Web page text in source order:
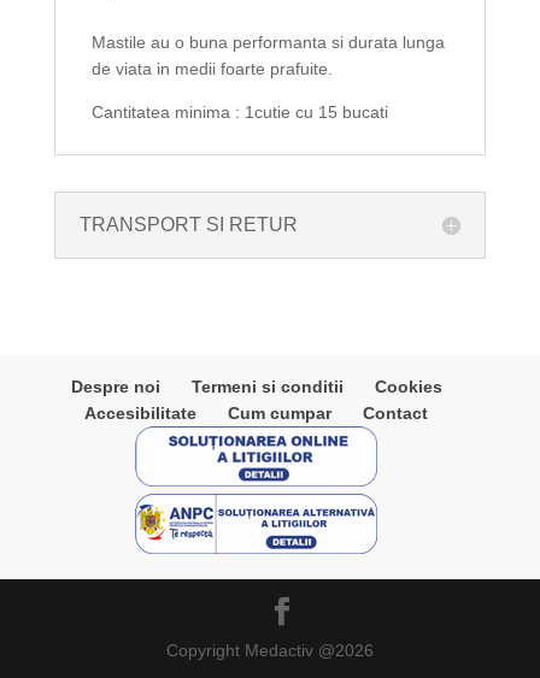
Mastile au o buna performanta si durata lunga
de viata in medii foarte prafuite.
Cantitatea minima : 1cutie cu 15 bucati
TRANSPORT SI RETUR
Despre noi Termeni si conditii
Cookies
Accesibilitate
Cum cumpar Contact
Copyright Medactiv @2026